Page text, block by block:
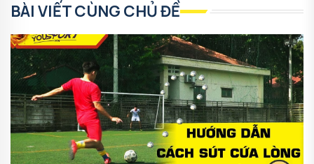
BÀI VIẾT CÙNG CHỦ ĐỀ